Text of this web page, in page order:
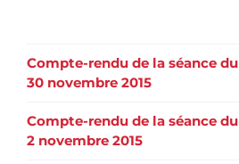
Compte-rendu de la séance du
30 novembre 2015
Compte-rendu de la séance du
2 novembre 2015